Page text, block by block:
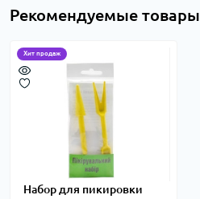
Рекомендуемые товары
Хит продаж
Набор для пикировки